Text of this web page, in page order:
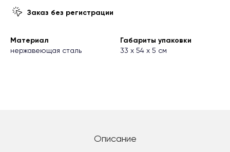
Заказ без регистрации
Материал
нержавеющая сталь
Габариты упаковки
33 х 54 х 5 см
Описание